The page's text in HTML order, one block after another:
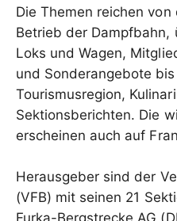
Die Themen reichen
Betrieb der Dampfbahn,
Loks und Wagen,
und Sonderangebote
Tourismusregion,
Sektionsberichten. Die
erscheinen auch auf
Herausgeber sind der
(VFB) mit seinen 21
Furka-Bergstrecke AG